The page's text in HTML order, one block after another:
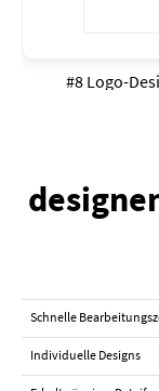
#8 Logo-
Schnelle
Individuelle Designs